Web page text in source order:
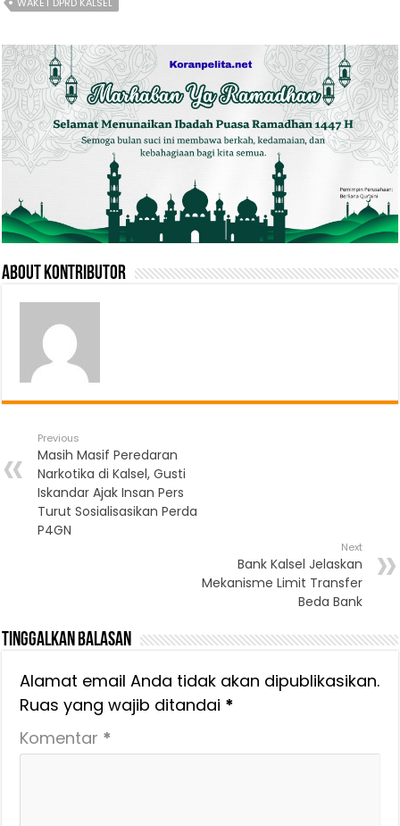
About Kontributor
Previous
Masih Masif Peredaran
Narkotika di Kalsel, Gusti
Iskandar Ajak Insan Pers
Turut Sosialisasikan Perda
P4GN
Next
Bank Kalsel Jelaskan
Mekanisme Limit Transfer
Beda Bank
Tinggalkan Balasan
Alamat email Anda tidak akan dipublikasikan.
Ruas yang wajib ditandai *
Komentar *